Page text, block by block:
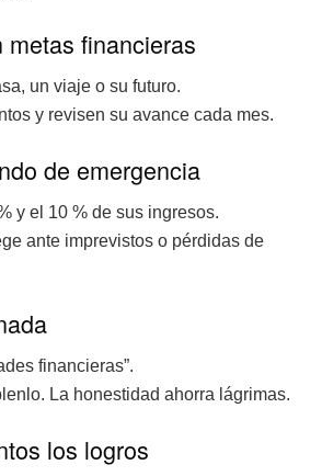
financieras
un viaje o su futuro.
y revisen su avance cada mes.
de emergencia
y el 10 % de sus ingresos.
ante imprevistos o pérdidas de
financieras”.
La honestidad ahorra lágrimas.
los logros